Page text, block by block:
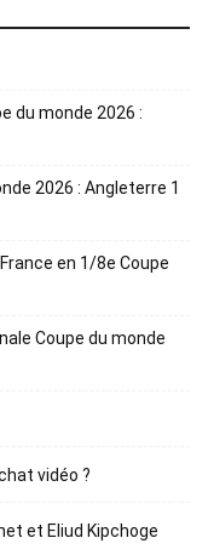
du monde 2026 :
2026 : Angleterre 1
en 1/8e Coupe
Coupe du monde
vidéo ?
et Eliud Kipchoge